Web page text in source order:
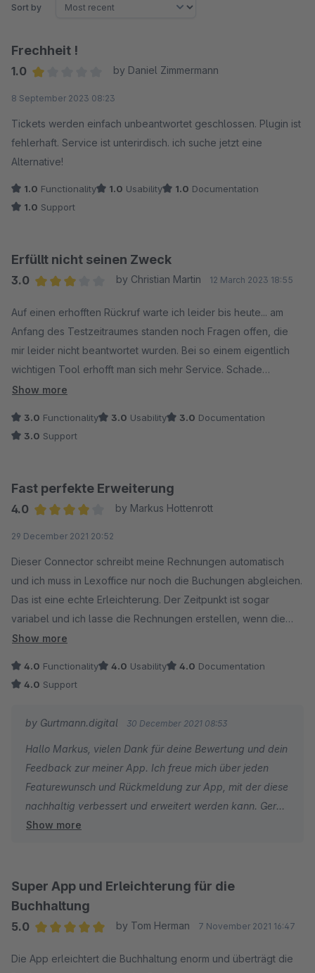
Sort by
Frechheit !
1.0
by Daniel Zimmermann
8 September 2023 08:23
Tickets werden einfach unbeantwortet geschlossen. Plugin ist
fehlerhaft. Service ist unterirdisch. ich suche jetzt eine
Alternative!
1.0 Functionality 1.0 Usability 1.0 Documentation
1.0 Support
Erfüllt nicht seinen Zweck
3.0
by Christian Martin 12 March 2023 18:55
Auf einen erhofften Rückruf warte ich leider bis heute... am
Anfang des Testzeitraumes standen noch Fragen offen, die
mir leider nicht beantwortet wurden. Bei so einem eigentlich
wichtigen Tool erhofft man sich mehr Service. Schade
eigentlich
Show more
3.0 Functionality 3.0 Usability 3.0 Documentation
3.0 Support
Fast perfekte Erweiterung
4.0
by Markus Hottenrott
29 December 2021 20:52
Dieser Connector schreibt meine Rechnungen automatisch
und ich muss in Lexoffice nur noch die Buchungen abgleichen.
Das ist eine echte Erleichterung. Der Zeitpunkt ist sogar
variabel und ich lasse die Rechnungen erstellen, wenn die
Bestellung abgeschlossen ist. Was noch fehlt ist aus meiner
geheftet und an den Kunden versendet wird, da ich dies
Show more
4.0 Functionality 4.0 Usability 4.0 Documentation
4.0 Support
by Gurtmann.digital 30 December 2021 08:53
Hallo Markus, vielen Dank für deine Bewertung und dein
Feedback zur meiner App. Ich freue mich über jeden
Featurewunsch und Rückmeldung zur App, mit der diese
nachhaltig verbessert und erweitert werden kann. Gerne
nehme ich deinen Wunsch auf und implementiere in
dort an den Kunden gesendet werden können! Liebe
Grüße, Henrik
Show more
Super App und Erleichterung für die
Buchhaltung
5.0
by Tom Herman 7 November 2021 16:47
Die App erleichtert die Buchhaltung enorm und überträgt die